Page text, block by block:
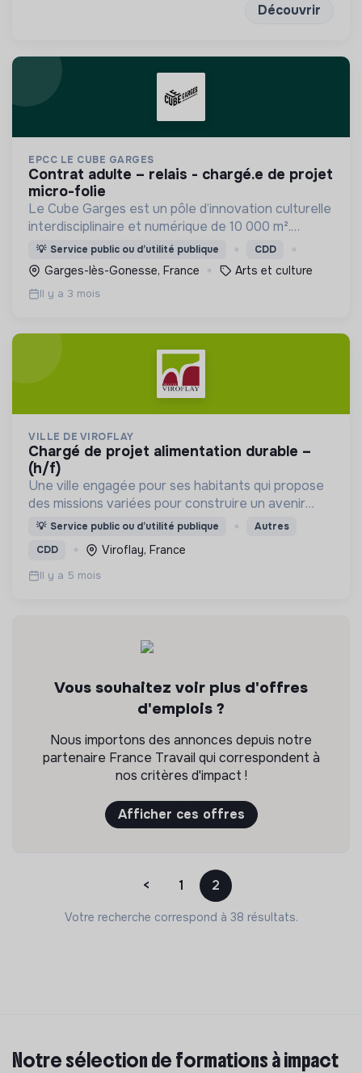
Découvrir
EPCC LE CUBE GARGES
contrat adulte – relais - chargé.e de projet
micro-folie
Le Cube Garges est un pôle d’innovation culturelle
interdisciplinaire et numérique de 10 000 m².
Moteur du renouveau créatif, il allie découverte,
pratique, formation et participation.
💡 Service public ou d’utilité publique CDD
Garges-lès-Gonesse, France Arts et culture
Il y a 3 mois
VILLE DE VIROFLAY
chargé de projet alimentation durable –
(h/f)
Une ville engagée pour ses habitants qui propose
des missions variées pour construire un avenir
durable.
💡 Service public ou d’utilité publique
Autres
CDD
Viroflay, France
Il y a 5 mois
Vous souhaitez voir plus d'offres
d'emplois ?
Nous importons des annonces depuis notre
partenaire France Travail qui correspondent à
nos critères d'impact !
Afficher ces offres
< 1 2
Votre recherche correspond à 38 résultats.
Notre sélection de formations à impact